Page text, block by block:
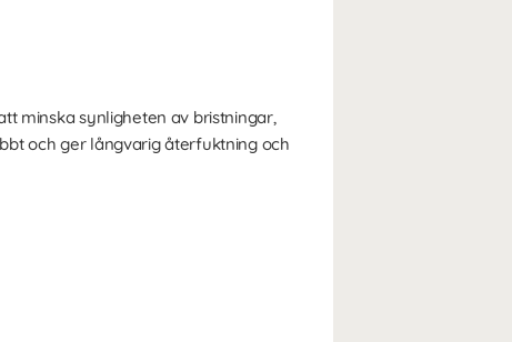
minska synligheten av bristningar,
och ger långvarig återfuktning och